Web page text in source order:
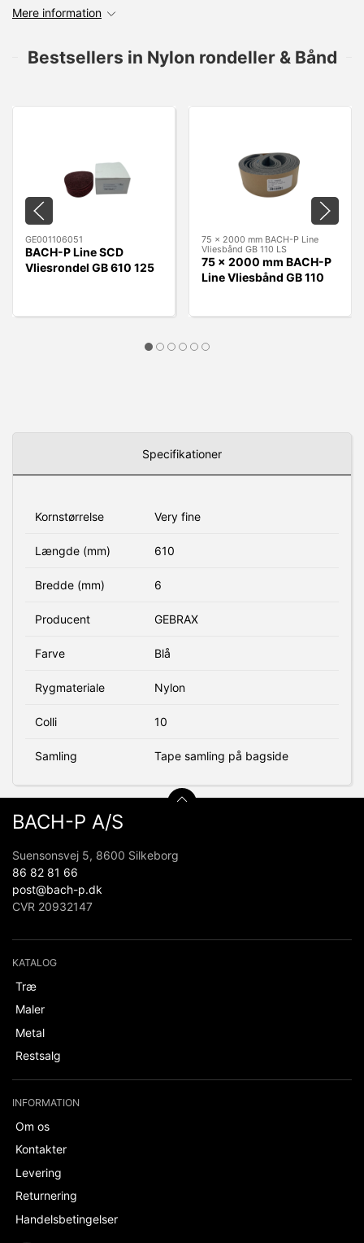
Mere information
Bestsellers in Nylon rondeller & Bånd
GE001106051
BACH-P Line SCD
Vliesrondel GB 610 125
75 x 2000 mm BACH-P Line
Vliesbånd GB 110 LS
75 x 2000 mm BACH-P
Line Vliesbånd GB 110
Specifikationer
Kornstørrelse Very fine
Længde (mm) 610
Bredde (mm) 6
Producent GEBRAX
Farve Blå
Rygmateriale Nylon
Colli 10
Samling Tape samling på bagside
BACH-P A/S
Suensonsvej 5, 8600 Silkeborg
86 82 81 66
post@bach-p.dk
CVR 20932147
KATALOG
Træ
Maler
Metal
Restsalg
INFORMATION
Om os
Kontakter
Levering
Returnering
Handelsbetingelser